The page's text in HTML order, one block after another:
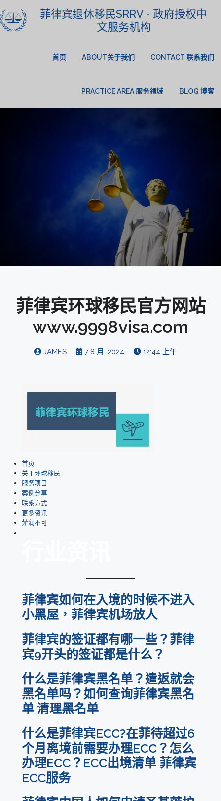
菲律宾退休移民SRRV - 政府授权中
文服务机构
首页 ABOUT关于我们 CONTACT 联系我们
PRACTICE AREA 服务领域 BLOG 博客
菲律宾环球移民官方网站
www.9998visa.com
JAMES 7 8 月, 2024 12:44 上午
首页
关于环球移民
服务项目
案例分享
联系方式
更多资讯
菲润不可
菲律宾如何在入境的时候不进入
小黑屋，菲律宾机场放人
菲律宾的签证都有哪一些？菲律
宾9开头的签证都是什么？
什么是菲律宾黑名单？遣返就会
黑名单吗？如何查询菲律宾黑名
单 清理黑名单
什么是菲律宾ECC?在菲待超过6
个月离境前需要办理ECC？怎么
办理ECC？ECC出境清单 菲律宾
ECC服务